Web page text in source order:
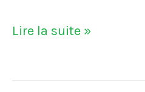
VIDÉO
Bergkamp
Lire la suite »